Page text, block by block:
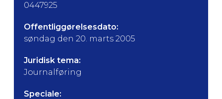
0447925
Offentliggørelsesdato:
søndag den 20. marts 2005
Juridisk tema:
Journalføring
Speciale: